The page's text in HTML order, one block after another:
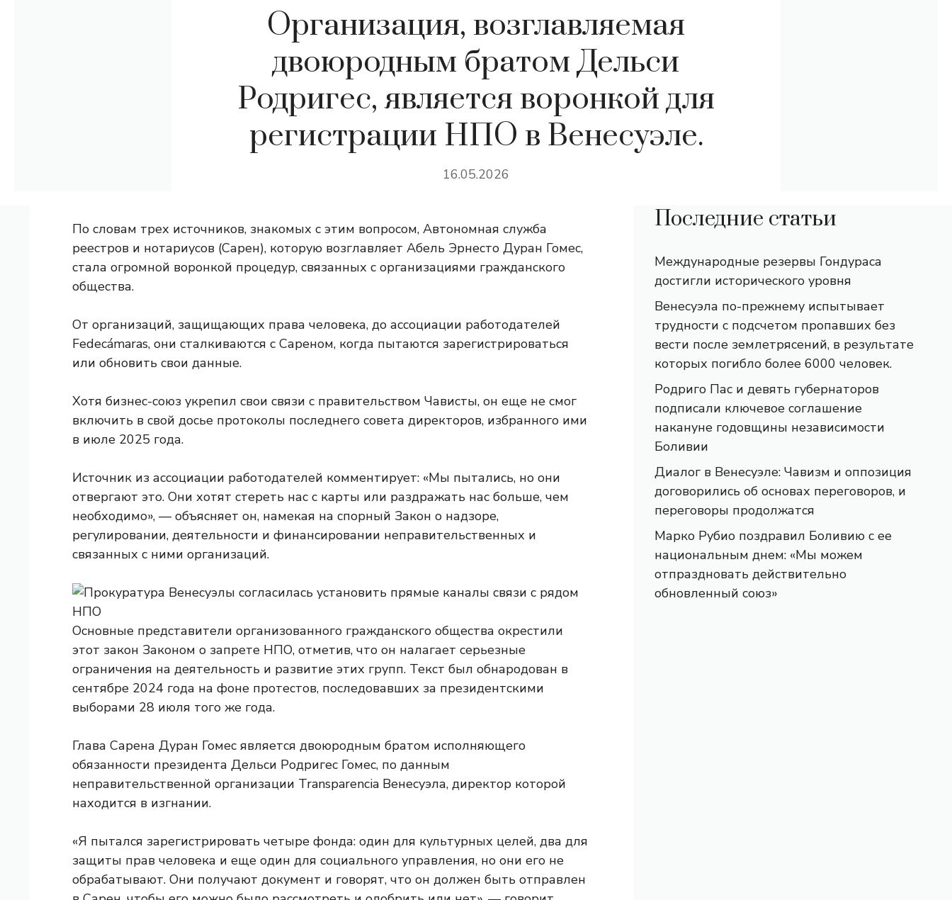
Организация, возглавляемая
двоюродным братом Дельси
Родригес, является воронкой для
регистрации НПО в Венесуэле.
16.05.2026
По словам трех источников, знакомых с этим вопросом, Автономная служба
реестров и нотариусов (Сарен), которую возглавляет Абель Эрнесто Дуран Гомес,
стала огромной воронкой процедур, связанных с организациями гражданского
общества.
От организаций, защищающих права человека, до ассоциации работодателей
Fedecámaras, они сталкиваются с Сареном, когда пытаются зарегистрироваться
или обновить свои данные.
Хотя бизнес-союз укрепил свои связи с правительством Чависты, он еще не смог
включить в свой досье протоколы последнего совета директоров, избранного ими
в июле 2025 года.
Источник из ассоциации работодателей комментирует: «Мы пытались, но они
отвергают это. Они хотят стереть нас с карты или раздражать нас больше, чем
необходимо», — объясняет он, намекая на спорный Закон о надзоре,
регулировании, деятельности и финансировании неправительственных и
связанных с ними организаций.
Основные представители организованного гражданского общества окрестили
этот закон Законом о запрете НПО, отметив, что он налагает серьезные
ограничения на деятельность и развитие этих групп. Текст был обнародован в
сентябре 2024 года на фоне протестов, последовавших за президентскими
выборами 28 июля того же года.
Глава Сарена Дуран Гомес является двоюродным братом исполняющего
обязанности президента Дельси Родригес Гомес, по данным
неправительственной организации Transparencia Венесуэла, директор которой
находится в изгнании.
«Я пытался зарегистрировать четыре фонда: один для культурных целей, два для
защиты прав человека и еще один для социального управления, но они его не
обрабатывают. Они получают документ и говорят, что он должен быть отправлен
Последние статьи
Международные резервы Гондураса
достигли исторического уровня
Венесуэла по-прежнему испытывает
трудности с подсчетом пропавших без
вести после землетрясений, в результате
которых погибло более 6000 человек.
Родриго Пас и девять губернаторов
подписали ключевое соглашение
накануне годовщины независимости
Боливии
Диалог в Венесуэле: Чавизм и оппозиция
договорились об основах переговоров, и
переговоры продолжатся
Марко Рубио поздравил Боливию с ее
национальным днем: «Мы можем
отпраздновать действительно
обновленный союз»